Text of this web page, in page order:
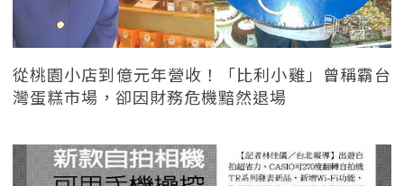
從桃園小店到億元年營收！「比利小雞」曾稱霸台
灣蛋糕市場，卻因財務危機黯然退場